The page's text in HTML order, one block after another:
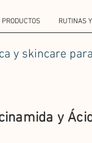
PRODUCTOS RUTINAS
y skincare
y